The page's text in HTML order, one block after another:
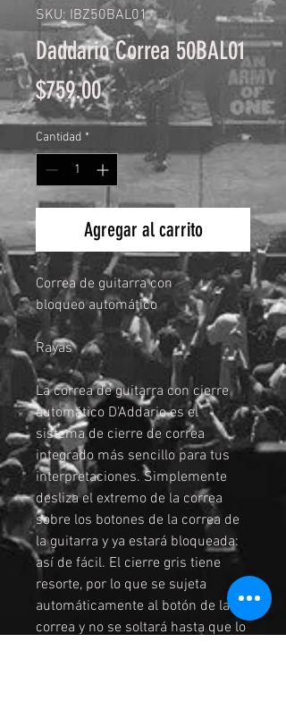
SKU: IBZ50BAL01
Daddario Correa 50BAL01
$759.00Precio
Cantidad *
Agregar al carrito
Correa de guitarra con
bloqueo automático
Rayas
La correa de guitarra con cierre
automático D'Addario es el
sistema de cierre de correa
integrado más sencillo para tus
interpretaciones. Simplemente
desliza el extremo de la correa
sobre los botones de la correa de
la guitarra y ya estará bloqueada:
así de fácil. El cierre gris tiene
resorte, por lo que se sujeta
automáticamente al botón de la
correa y no se soltará hasta que lo